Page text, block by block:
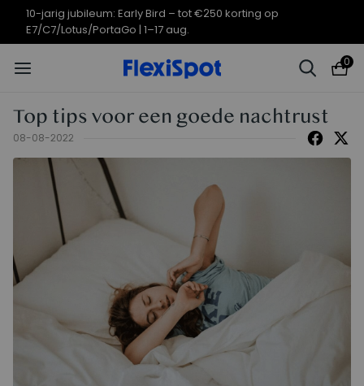
10-jarig jubileum: Early Bird – tot €250 korting op
E7/C7/Lotus/PortaGo | 1–17 aug.
0
Top tips voor een goede nachtrust
08-08-2022